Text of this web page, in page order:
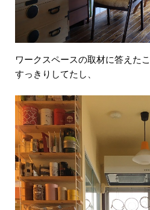
ワークスペースの取材に答えた
すっきりしてたし、